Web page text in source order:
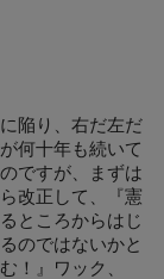
陥り、右だ左だ
何十年も続いて
ですが、まずは
改正して、『憲
ところからはじ
のではないかと
！』ワック、